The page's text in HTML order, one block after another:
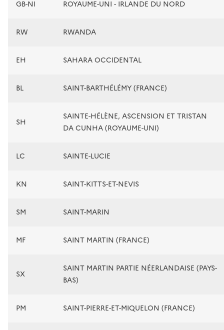
GB-NI ROYAUME-UNI - IRLANDE DU NORD
RW RWANDA
EH SAHARA OCCIDENTAL
BL SAINT-BARTHÉLÉMY (FRANCE)
SH
SAINTE-HÉLÈNE, ASCENSION ET TRISTAN
DA CUNHA (ROYAUME-UNI)
LC SAINTE-LUCIE
KN SAINT-KITTS-ET-NEVIS
SM SAINT-MARIN
MF SAINT MARTIN (FRANCE)
SX
SAINT MARTIN PARTIE NÉERLANDAISE (PAYS-
BAS)
PM SAINT-PIERRE-ET-MIQUELON (FRANCE)